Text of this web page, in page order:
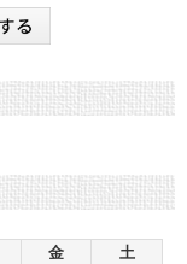
金
土